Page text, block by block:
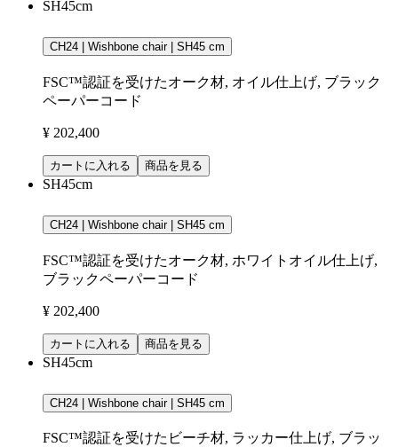
SH45cm
CH24 | Wishbone chair | SH45 cm
FSC™認証を受けたオーク材, オイル仕上げ, ブラック
ペーパーコード
¥ 202,400
カートに入れる 商品を見る
SH45cm
CH24 | Wishbone chair | SH45 cm
FSC™認証を受けたオーク材, ホワイトオイル仕上げ,
ブラックペーパーコード
¥ 202,400
カートに入れる 商品を見る
SH45cm
CH24 | Wishbone chair | SH45 cm
FSC™認証を受けたビーチ材, ラッカー仕上げ, ブラッ